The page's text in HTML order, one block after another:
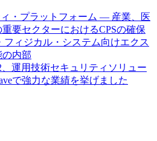
・プラットフォーム — 産業、医
要セクターにおけるCPSの確保
フィジカル・システム向けエクス
内部
、運用技術セキュリティソリュー
で強力な業績を挙げました